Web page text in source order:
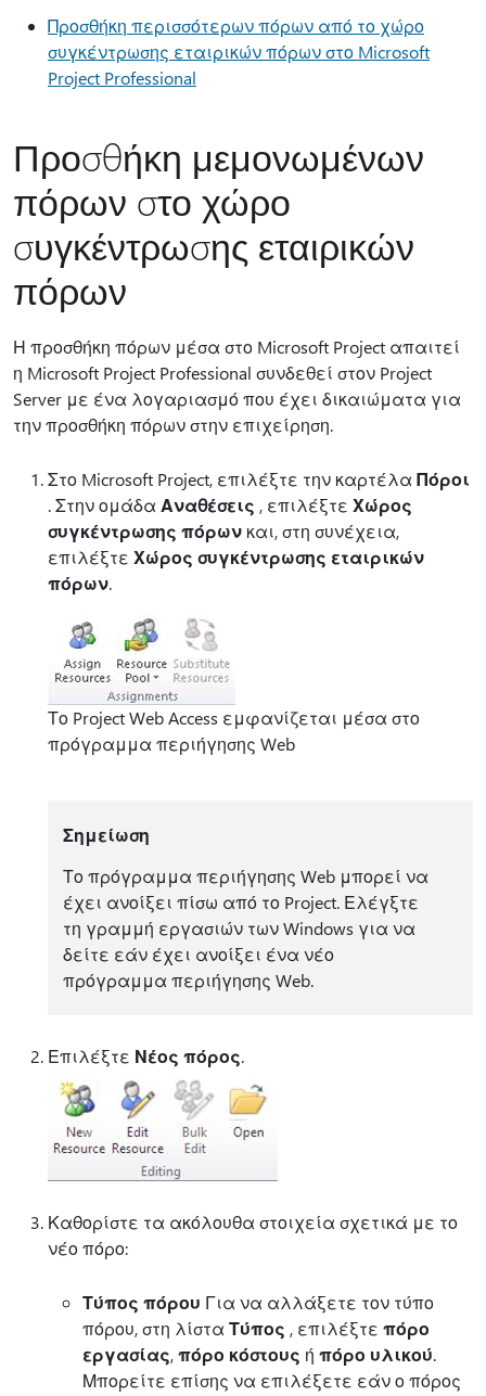
Προσθήκη περισσότερων πόρων από το χώρο
συγκέντρωσης εταιρικών πόρων στο Microsoft
Project Professional
Προσθήκη μεμονωμένων
πόρων στο χώρο
συγκέντρωσης εταιρικών
πόρων
Η προσθήκη πόρων μέσα στο Microsoft Project απαιτεί
η Microsoft Project Professional συνδεθεί στον Project
Server με ένα λογαριασμό που έχει δικαιώματα για
την προσθήκη πόρων στην επιχείρηση.
Στο Microsoft Project, επιλέξτε την καρτέλα Πόροι
. Στην ομάδα Αναθέσεις , επιλέξτε Χώρος
συγκέντρωσης πόρων και, στη συνέχεια,
επιλέξτε Χώρος συγκέντρωσης εταιρικών
πόρων.
Το Project Web Access εμφανίζεται μέσα στο
πρόγραμμα περιήγησης Web
Σημείωση
Το πρόγραμμα περιήγησης Web μπορεί να
έχει ανοίξει πίσω από το Project. Ελέγξτε
τη γραμμή εργασιών των Windows για να
δείτε εάν έχει ανοίξει ένα νέο
πρόγραμμα περιήγησης Web.
Επιλέξτε Νέος πόρος.
Καθορίστε τα ακόλουθα στοιχεία σχετικά με το
νέο πόρο:
Τύπος πόρου Για να αλλάξετε τον τύπο
πόρου, στη λίστα Τύπος , επιλέξτε πόρο
εργασίας,πόρο κόστους ή πόρο υλικού.
Μπορείτε επίσης να επιλέξετε εάν ο πόρος